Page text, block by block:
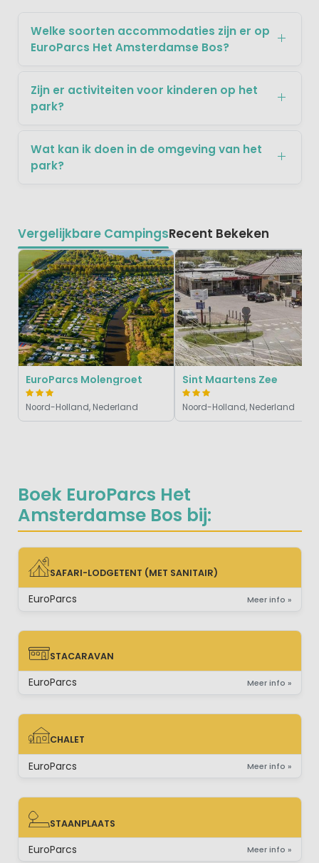
Boek EuroParcs Het
Amsterdamse Bos bij:
SAFARI-LODGETENT (MET SANITAIR)
SAFARI-LODGETENT (MET SANITAIR)
EuroParcs Meer info »
STACARAVAN
STACARAVAN
EuroParcs Meer info »
CHALET
CHALET
EuroParcs Meer info »
STAANPLAATS
STAANPLAATS
EuroParcs Meer info »
Welke soorten accommodaties zijn er op
EuroParcs Het Amsterdamse Bos?
Zijn er activiteiten voor kinderen op het
park?
Wat kan ik doen in de omgeving van het
park?
Vergelijkbare CampingsRecent Bekeken
EuroParcs Molengroet
Noord-Holland, Nederland
Sint Maartens Zee
Noord-Holland, Nederland